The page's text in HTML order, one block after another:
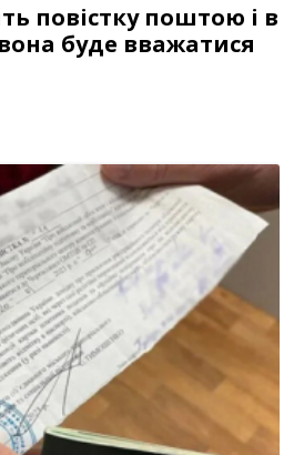
повістку поштою і в
буде вважатися